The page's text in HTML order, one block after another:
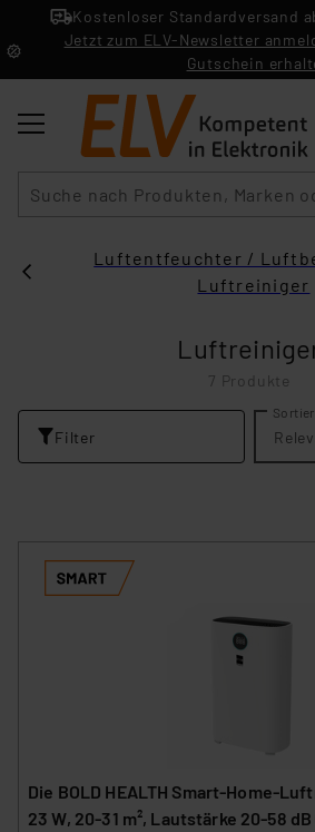
Kostenloser Standardversand
Jetzt zum ELV-Newsletter
Gutschein
Luftentfeuchter /
Luftreiniger
7 Produkte
Filter
Die BOLD HEALTH Smart-Home-
23 W, 20-31 m², Lautstärke 20-58 dB